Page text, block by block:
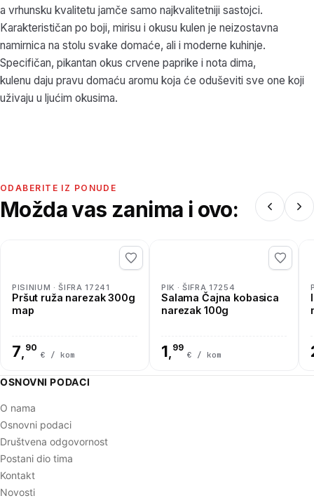
a vrhunsku kvalitetu jamče samo najkvalitetniji sastojci.
Karakterističan po boji, mirisu i okusu kulen je neizostavna
namirnica na stolu svake domaće, ali i moderne kuhinje.
Specifičan, pikantan okus crvene paprike i nota dima,
kulenu daju pravu domaću aromu koja će oduševiti sve one koji
uživaju u ljućim okusima.
ODABERITE IZ PONUDE
Možda vas zanima i ovo:
PISINIUM · ŠIFRA 17241
Pršut ruža narezak 300g
map
7, 90
€ / kom
PIK · ŠIFRA 17254
Salama Čajna kobasica
narezak 100g
1, 99
€ / kom
OSNOVNI PODACI
O nama
Osnovni podaci
Društvena odgovornost
Postani dio tima
Kontakt
Novosti